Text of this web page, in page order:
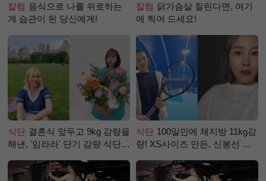
칼럼 음식으로 나를 위로하는
게 습관이 된 당신에게!
칼럼 닭가슴살 질린다면, 여기
에 찍어 드세요!
식단 결혼식 앞두고 9kg 감량을
해낸, '임라라' 단기 감량 식단
식단 100일만에 체지방 11kg감
량! XS사이즈 만든, 신봉선 식